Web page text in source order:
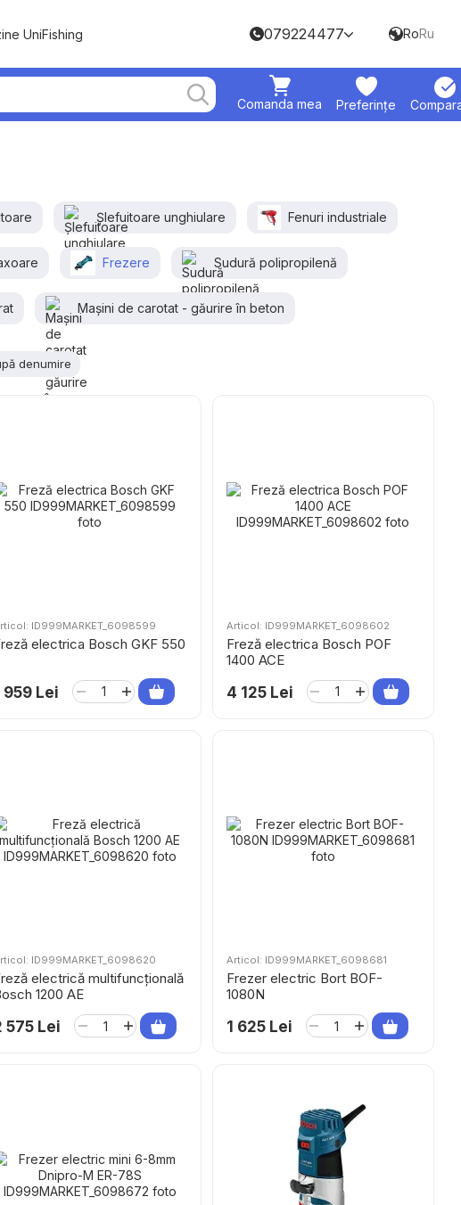
UniFishing 079224477 RoRu
Comanda mea Preferințe
Șlefuitoare unghiulare Fenuri industriale
Frezere Sudură polipropilenă
Mașini de carotat - găurire în beton
denumire
ID999MARKET_6098599
electrica Bosch GKF 550
959 Lei
Articol: ID999MARKET_6098602
Freză electrica Bosch POF
1400 ACE
4 125 Lei
ID999MARKET_6098620
electrică multifuncțională
1200 AE
575 Lei
Articol: ID999MARKET_6098681
Frezer electric Bort BOF-
1080N
1 625 Lei